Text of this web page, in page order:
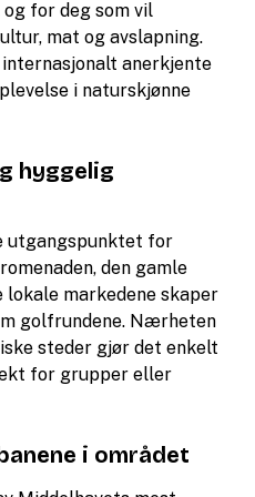
for deg som vil
mat og avslapning.
anerkjente
i naturskjønne
hyggelig
utgangspunktet for
den gamle
lokale markedene skaper
golfrundene. Nærheten
steder gjør det enkelt
for grupper eller
i området